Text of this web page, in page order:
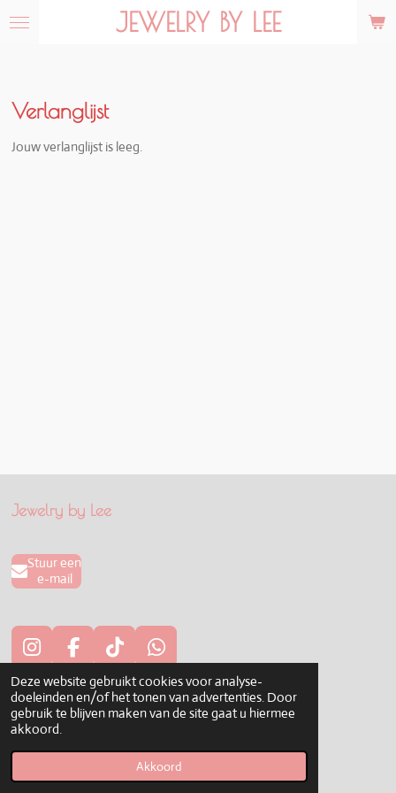
Deze website gebruikt cookies voor analyse-
doeleinden en/of het tonen van advertenties. Door
gebruik te blijven maken van de site gaat u hiermee
akkoord.
Akkoord
Ga
JEWELRY BY LEE
Verlanglijst
Jouw verlanglijst is leeg.
Jewelry by Lee
Stuur een
e-mail
I
n
s
t
a
g
F
a
c
e
o
T
i
k
T
k
W
h
a
t
A
p
KVK number: 77627822
VAT number: NL003216713B82
© 2022 - 2026 Jewelry by Lee
Powered by